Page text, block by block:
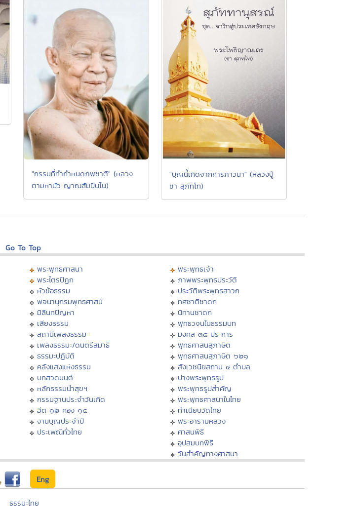
"กรรมที่ทำกำหนดภพชาติ" (หลวง
ตามหาบัว ญาณสัมปันโน)
"บุญนี้เกิดจากการภาวนา" (หลวงปู่
ชา สุภัทโท)
Go To Top
พระพุทธศาสนา
พระไตรปิฏก
หัวข้อธรรม
พจนานุกรมพุทธศาสน์
มิลินทปัญหา
เสียงธรรม
สถานีเพลงธรรมะ
เพลงธรรมะ/ดนตรีสมาธิ
ธรรมะปฏิบัติ
คลังแสงแห่งธรรม
บทสวดมนต์
หลักธรรมนำสุขฯ
กรรมฐานประจำวันเกิด
ฮีต ๑๒ คอง ๑๔
งานบุญประจำปี
ประเพณีทั่วไทย
พระพุทธเจ้า
ภาพพระพุทธประวัติ
ประวัติพระพุทธสาวก
ทศชาติชาดก
นิทานชาดก
พุทธวจนในธรรมบท
มงคล ๓๘ ประการ
พุทธศาสนสุภาษิต
พุทธศาสนสุภาษิต ๖๒๑
สังเวชนียสถาน ๔ ตำบล
ปางพระพุทธรูป
พระพุทธรูปสำคัญ
พระพุทธศาสนาในไทย
ทำเนียบวัดไทย
พระอารามหลวง
ศาสนพิธี
อุปสมบทพิธี
วันสำคัญทางศาสนา
Eng
ธรรมะไทย